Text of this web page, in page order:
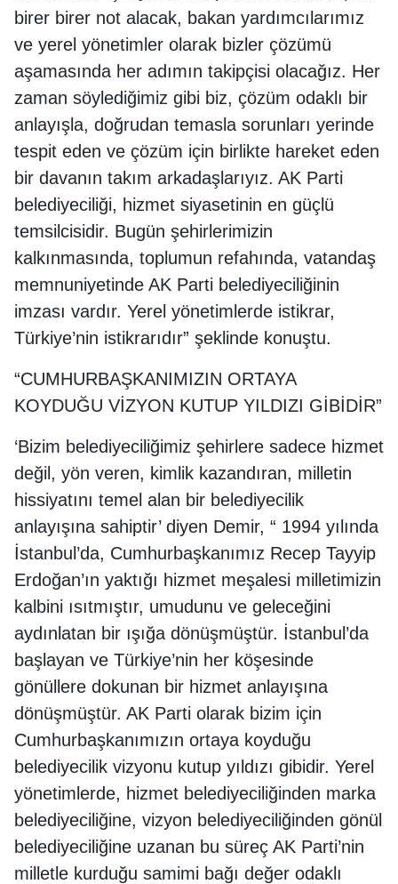
birer birer not alacak, bakan yardımcılarımız
ve yerel yönetimler olarak bizler çözümü
aşamasında her adımın takipçisi olacağız. Her
zaman söylediğimiz gibi biz, çözüm odaklı bir
anlayışla, doğrudan temasla sorunları yerinde
tespit eden ve çözüm için birlikte hareket eden
bir davanın takım arkadaşlarıyız. AK Parti
belediyeciliği, hizmet siyasetinin en güçlü
temsilcisidir. Bugün şehirlerimizin
kalkınmasında, toplumun refahında, vatandaş
memnuniyetinde AK Parti belediyeciliğinin
imzası vardır. Yerel yönetimlerde istikrar,
Türkiye’nin istikrarıdır” şeklinde konuştu.
“CUMHURBAŞKANIMIZIN ORTAYA
KOYDUĞU VİZYON KUTUP YILDIZI GİBİDİR”
‘Bizim belediyeciliğimiz şehirlere sadece hizmet
değil, yön veren, kimlik kazandıran, milletin
hissiyatını temel alan bir belediyecilik
anlayışına sahiptir’ diyen Demir, “ 1994 yılında
İstanbul’da, Cumhurbaşkanımız Recep Tayyip
Erdoğan’ın yaktığı hizmet meşalesi milletimizin
kalbini ısıtmıştır, umudunu ve geleceğini
aydınlatan bir ışığa dönüşmüştür. İstanbul’da
başlayan ve Türkiye’nin her köşesinde
gönüllere dokunan bir hizmet anlayışına
dönüşmüştür. AK Parti olarak bizim için
Cumhurbaşkanımızın ortaya koyduğu
belediyecilik vizyonu kutup yıldızı gibidir. Yerel
yönetimlerde, hizmet belediyeciliğinden marka
belediyeciliğine, vizyon belediyeciliğinden gönül
belediyeciliğine uzanan bu süreç AK Parti’nin
milletle kurduğu samimi bağı değer odaklı